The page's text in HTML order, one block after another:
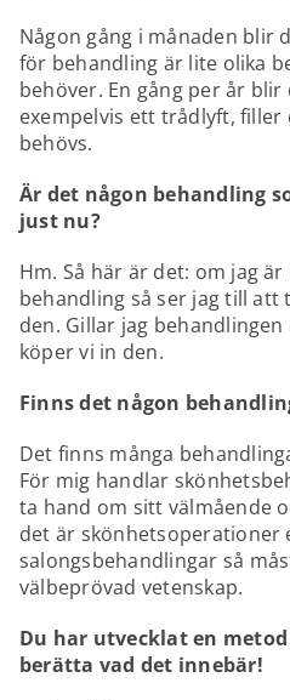
Någon gång i månaden blir
för behandling är lite olika
behöver. En gång per år
exempelvis ett trådlyft, filler
behövs.
Är det någon behandling
just nu?
Hm. Så här är det: om jag
behandling så ser jag till att
den. Gillar jag
köper vi in den.
Finns det någon
Det finns många
För mig handlar
ta hand om sitt välmående
det är skönhetsoperationer
salongsbehandlingar så
välbeprövad vetenskap.
Du har utvecklat en
berätta vad det innebär!